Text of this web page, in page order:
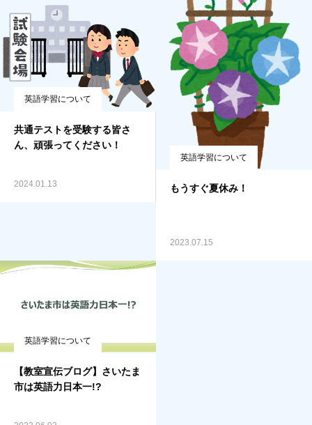
英語学習について
共通テストを受験する皆さ
ん、頑張ってください！
2024.01.13
英語学習について
もうすぐ夏休み！
2023.07.15
英語学習について
【教室宣伝ブログ】さいたま
市は英語力日本一!?